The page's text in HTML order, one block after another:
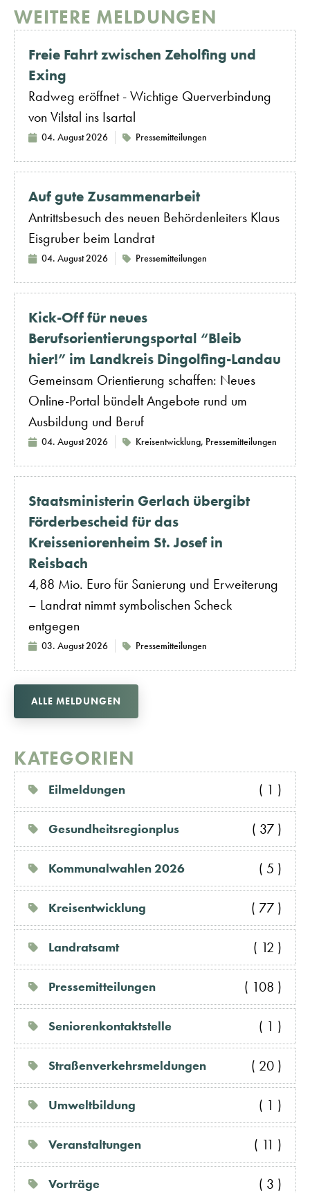
WEITERE MELDUNGEN
Freie Fahrt zwischen Zeholfing und
Exing
Radweg eröffnet - Wichtige Querverbindung
von Vilstal ins Isartal
04. August 2026 Pressemitteilungen
Auf gute Zusammenarbeit
Antrittsbesuch des neuen Behördenleiters Klaus
Eisgruber beim Landrat
04. August 2026 Pressemitteilungen
Kick-Off für neues
Berufsorientierungsportal “Bleib
hier!” im Landkreis Dingolfing-Landau
Gemeinsam Orientierung schaffen: Neues
Online-Portal bündelt Angebote rund um
Ausbildung und Beruf
04. August 2026 Kreisentwicklung, Pressemitteilungen
Staatsministerin Gerlach übergibt
Förderbescheid für das
Kreisseniorenheim St. Josef in
Reisbach
4,88 Mio. Euro für Sanierung und Erweiterung
– Landrat nimmt symbolischen Scheck
entgegen
03. August 2026 Pressemitteilungen
ALLE MELDUNGEN
KATEGORIEN
Eilmeldungen ( 1 )
Gesundheitsregionplus ( 37 )
Kommunalwahlen 2026 ( 5 )
Kreisentwicklung ( 77 )
Landratsamt ( 12 )
Pressemitteilungen ( 108 )
Seniorenkontaktstelle ( 1 )
Straßenverkehrsmeldungen ( 20 )
Umweltbildung ( 1 )
Veranstaltungen ( 11 )
Vorträge ( 3 )